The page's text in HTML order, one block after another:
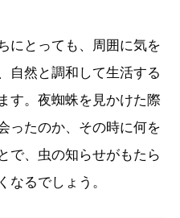
にとっても、周囲に気を
自然と調和して生活する
す。夜蜘蛛を見かけた際
ったのか、その時に何を
で、虫の知らせがもたら
なるでしょう。